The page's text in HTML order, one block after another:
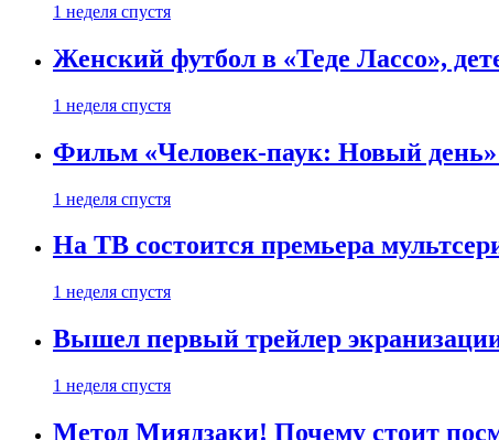
1 неделя спустя
Женский футбол в «Теде Лассо»,
1 неделя спустя
Фильм «Человек-паук: Новый день»
1 неделя спустя
На ТВ состоится премьера
1 неделя спустя
Вышел первый трейлер
1 неделя спустя
Метод Миядзаки! Почему стоит